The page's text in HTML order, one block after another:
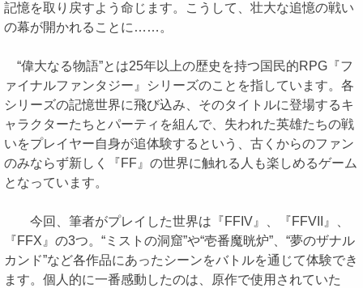
記憶を取り戻すよう命じます。こうして、壮大な追憶の戦い
の幕が開かれることに……。
“偉大なる物語”とは25年以上の歴史を持つ国民的RPG『フ
ァイナルファンタジー』シリーズのことを指しています。各
シリーズの記憶世界に飛び込み、そのタイトルに登場するキ
ャラクターたちとパーティを組んで、失われた英雄たちの戦
いをプレイヤー自身が追体験するという、古くからのファン
のみならず新しく『FF』の世界に触れる人も楽しめるゲーム
となっています。
今回、筆者がプレイした世界は『FFIV』、『FFVII』、
『FFX』の3つ。“ミストの洞窟”や“壱番魔晄炉”、“夢のザナル
カンド”など各作品にあったシーンをバトルを通じて体験でき
ます。個人的に一番感動したのは、原作で使用されていた